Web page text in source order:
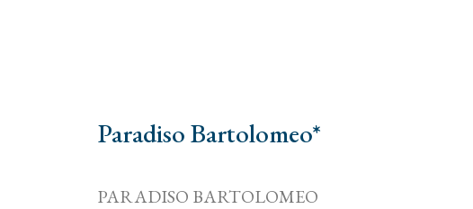
Paradiso Bartolomeo*
PARADISO BARTOLOMEO